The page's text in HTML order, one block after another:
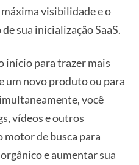
visibilidade e o
sua inicialização SaaS.
início para trazer mais
um novo produto ou para
você
vídeos e outros
de busca para
e aumentar sua